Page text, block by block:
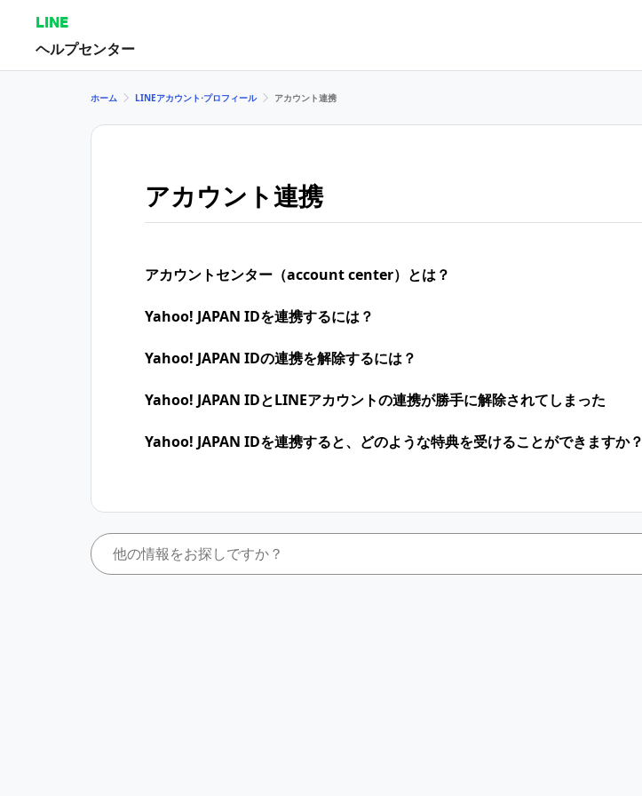
LINE
ヘルプセンター
ホーム LINEアカウント⋅プロフィール アカウント連携
アカウント連携
アカウントセンター（account center）とは？
Yahoo! JAPAN IDを連携するには？
Yahoo! JAPAN IDの連携を解除するには？
Yahoo! JAPAN IDとLINEアカウントの連携が勝手に解除されてしまった
Yahoo! JAPAN IDを連携すると、どのような特典を受けることができますか？